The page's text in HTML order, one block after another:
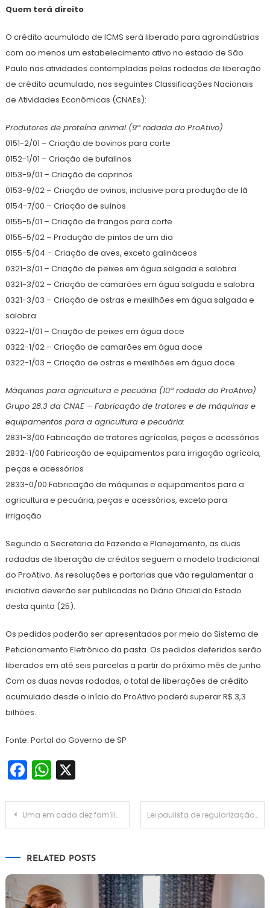
Quem terá direito
O crédito acumulado de ICMS será liberado para agroindústrias
com ao menos um estabelecimento ativo no estado de São
Paulo nas atividades contempladas pelas rodadas de liberação
de crédito acumulado, nas seguintes Classificações Nacionais
de Atividades Econômicas (CNAEs):
Produtores de proteína animal (9ª rodada do ProAtivo)
0151-2/01 – Criação de bovinos para corte
0152-1/01 – Criação de bufalinos
0153-9/01 – Criação de caprinos
0153-9/02 – Criação de ovinos, inclusive para produção de lã
0154-7/00 – Criação de suínos
0155-5/01 – Criação de frangos para corte
0155-5/02 – Produção de pintos de um dia
0155-5/04 – Criação de aves, exceto galináceos
0321-3/01 – Criação de peixes em água salgada e salobra
0321-3/02 – Criação de camarões em água salgada e salobra
0321-3/03 – Criação de ostras e mexilhões em água salgada e
salobra
0322-1/01 – Criação de peixes em água doce
0322-1/02 – Criação de camarões em água doce
0322-1/03 – Criação de ostras e mexilhões em água doce
Máquinas para agricultura e pecuária (10ª rodada do ProAtivo)
Grupo 28.3 da CNAE – Fabricação de tratores e de máquinas e
equipamentos para a agricultura e pecuária:
2831-3/00 Fabricação de tratores agrícolas, peças e acessórios
2832-1/00 Fabricação de equipamentos para irrigação agrícola,
peças e acessórios
2833-0/00 Fabricação de máquinas e equipamentos para a
agricultura e pecuária, peças e acessórios, exceto para
irrigação
Segundo a Secretaria da Fazenda e Planejamento, as duas
rodadas de liberação de créditos seguem o modelo tradicional
do ProAtivo. As resoluções e portarias que vão regulamentar a
iniciativa deverão ser publicadas no Diário Oficial do Estado
desta quinta (25).
Os pedidos poderão ser apresentados por meio do Sistema de
Peticionamento Eletrônico da pasta. Os pedidos deferidos serão
liberados em até seis parcelas a partir do próximo mês de junho.
Com as duas novas rodadas, o total de liberações de crédito
acumulado desde o início do ProAtivo poderá superar R$ 3,3
bilhões.
Fonte: Portal do Governo de SP
Facebook
WhatsApp
X
Navegação
Uma em cada dez famílias brasileiras enfrenta insegurança alimentar Lei paulista de regularização de terras é prorrogada até 2026
RELATED POSTS